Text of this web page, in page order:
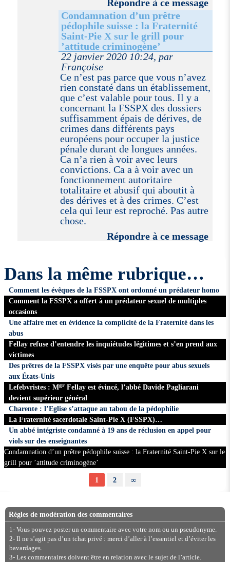
Répondre à ce message
Condamnation d’un prêtre
pédophile suisse : la Fraternité
Saint-Pie X sur le grill pour
’attitude criminogène’
22 janvier 2020 10:24, par
Françoise
Ce n’est pas parce que vous n’avez
rien constaté dans un établissement,
que c’est valable pour tous. Il y a
concernant la FSSPX des dossiers
suffisamment épais de dérives, de
crimes dans différents pays
européens pour occuper la justice
pénale durant de longues années.
Ca n’a rien à voir avec leurs
convictions. Ca a à voir avec un
fonctionnement autoritaire
totalitaire et abusif qui aboutit à
des dérives et à des crimes. C’est
cela qui leur est reproché. Pas autre
chose.
Répondre à ce message
Dans la même rubrique…
Comment les évêques de la FSSPX ont ordonné un prédateur homo
Comment la FSSPX a offert à un prédateur sexuel de multiples
occasions
Une affaire met en évidence la complicité de la Fraternité dans les
abus
Fellay refuse d’entendre les inquiétudes légitimes et s’en prend aux
victimes
Des prêtres de la FSSPX visés par une enquête pour abus sexuels
aux États-Unis
Lefebvristes : Mgr Fellay est évincé, l’abbé Davide Pagliarani
devient supérieur général
Charente : l’Eglise s’attaque au tabou de la pédophilie
La Fraternité sacerdotale Saint-Pie X (FSSPX)…
Un abbé intégriste condamné à 19 ans de réclusion en appel pour
viols sur des enseignantes
Condamnation d’un prêtre pédophile suisse : la Fraternité Saint-Pie X sur le
grill pour ’attitude criminogène’
1 2 ∞
Règles de modération des commentaires
1- Vous pouvez poster un commentaire avec votre nom ou un pseudonyme.
2- Il ne s’agit pas d’un tchat privé : merci d’aller à l’essentiel et d’éviter les
bavardages.
3- Les commentaires doivent être en relation avec le sujet de l’article.